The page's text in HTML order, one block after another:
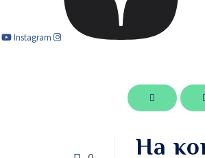
Instagram
На